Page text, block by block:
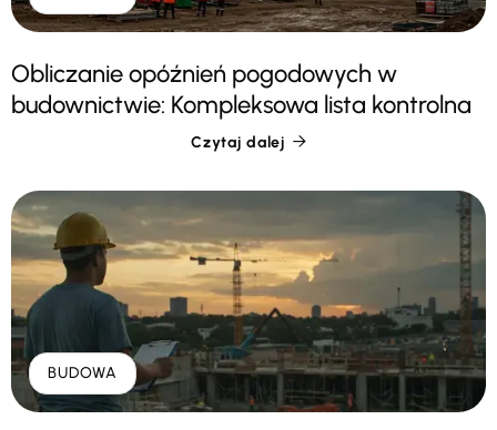
Obliczanie opóźnień pogodowych w
budownictwie: Kompleksowa lista kontrolna
Czytaj dalej 
BUDOWA